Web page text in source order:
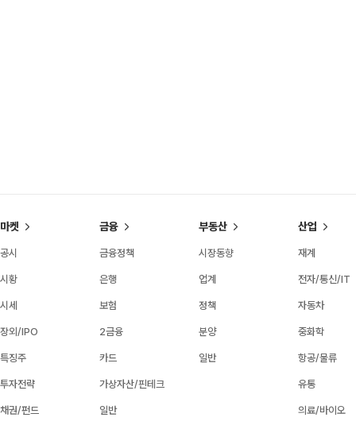
마켓
공시
시황
시세
장외/IPO
특징주
투자전략
채권/펀드
금융
금융정책
은행
보험
2금융
카드
가상자산/핀테크
일반
부동산
시장동향
업계
정책
분양
일반
산업
재계
전자/통신/IT
자동차
중화학
항공/물류
유통
의료/바이오